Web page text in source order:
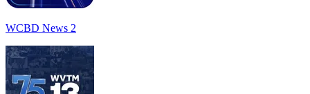
WCBD News 2